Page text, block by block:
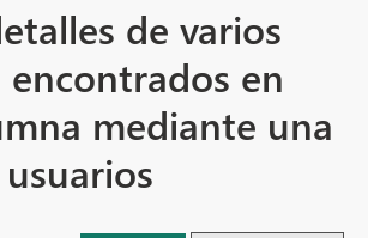
de varios
encontrados en
mediante una